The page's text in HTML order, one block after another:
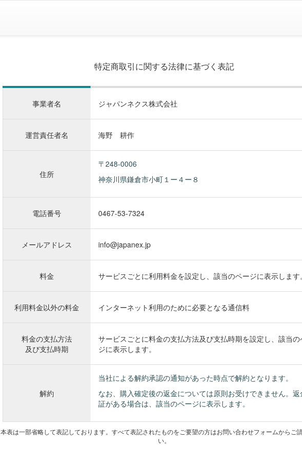
特定商取引に関する法律に基づく表記
事業者名 ジャパンネクス株式会社
運営責任者名 海野 耕作
住所
〒248-0006
神奈川県鎌倉市小町１ー４ー８
電話番号 0467-53-7324
メールアドレス info@japanex.jp
料金 サービスごとに利用料金を設定し、該当のページに表示します。
利用料金以外の料金 インターネット利用のために必要となる通信料
料金の支払方法
及び支払時期
サービスごとに料金の支払方法及び支払時期を設定し、該当の
ジに表示します。
解約
当社による解約承認の通知があった時点で解約となります。
なお、購入確定後の返金については原則お受けできません。返
証がある場合は、該当のページに表示します。
本表は一部省略して表記しております。すべて表記されたものをご要望の方はお問い合わせフォームからご
い。